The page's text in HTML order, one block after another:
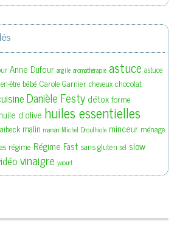
Anne Dufour argile aromathérapie astuce astuce
être bébé Carole Garnier cheveux chocolat
Danièle Festy détoxforme
huile d'olive huiles essentielles
malin maman Michel Droulhiole minceur ménage
régime Régime Fast sans gluten sel slow
vinaigre yaourt